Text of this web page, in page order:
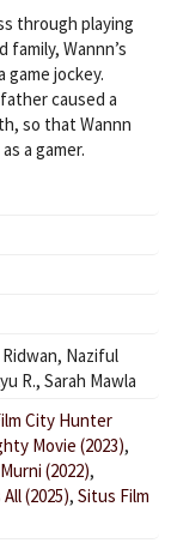
through playing
Wannn’s
game jockey.
caused a
so that Wannn
a gamer.
, Naziful
R., Sarah Mawla
City Hunter
Movie (2023),
(2022),
(2025), Situs Film